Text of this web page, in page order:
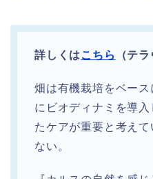
詳しくはこちら （テ
畑は有機栽培をベー
にビオディナミを導
たケアが重要と考え
ない。